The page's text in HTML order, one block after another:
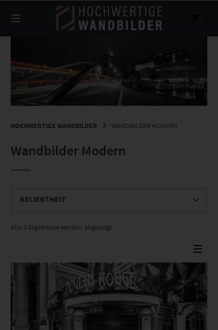
zum
Inhalt
HOCHWERTIGE WANDBILDER WANDBILDER MODERN
Wandbilder Modern
Alle 3 Ergebnisse werden angezeigt
Dieses Produkt weist mehrere Varianten auf. Die Optionen können auf der Produktseite gewählt werden